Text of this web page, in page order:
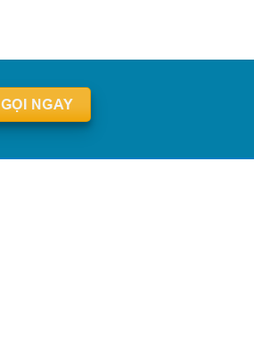
GỌI NGAY